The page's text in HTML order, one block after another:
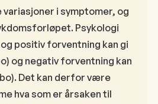
variasjoner i symptomer, og
Psykologi
positiv forventning kan gi
og negativ forventning kan
Det kan derfor være
hva som er årsaken til